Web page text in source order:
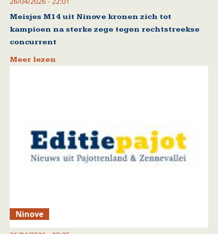
Meisjes M14 uit Ninove kronen zich tot
kampioen na sterke zege tegen rechtstreekse
concurrent
Meer lezen
Ninove